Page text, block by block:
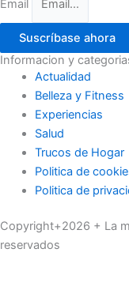
Email
Suscríbase ahora
Informacion y
Actualidad
Belleza y Fitness
Experiencias
Salud
Trucos de Hogar
Politica de
Politica de
Copyright+2026 + La
reservados